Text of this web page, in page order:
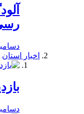
دسامبر 24,
اخبار استان
دسامبر 24,